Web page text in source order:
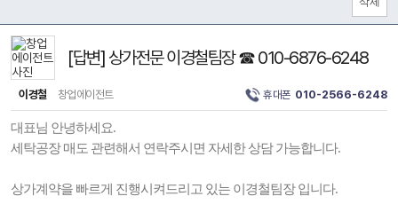
[답변] 상가전문 이경철팀장 ☎ 010-6876-6248
이경철 창업에이전트 휴대폰 010-2566-6248
대표님 안녕하세요.
세탁공장 매도 관련해서 연락주시면 자세한 상담 가능합니다.
상가계약을 빠르게 진행시켜드리고 있는 이경철팀장 입니다.